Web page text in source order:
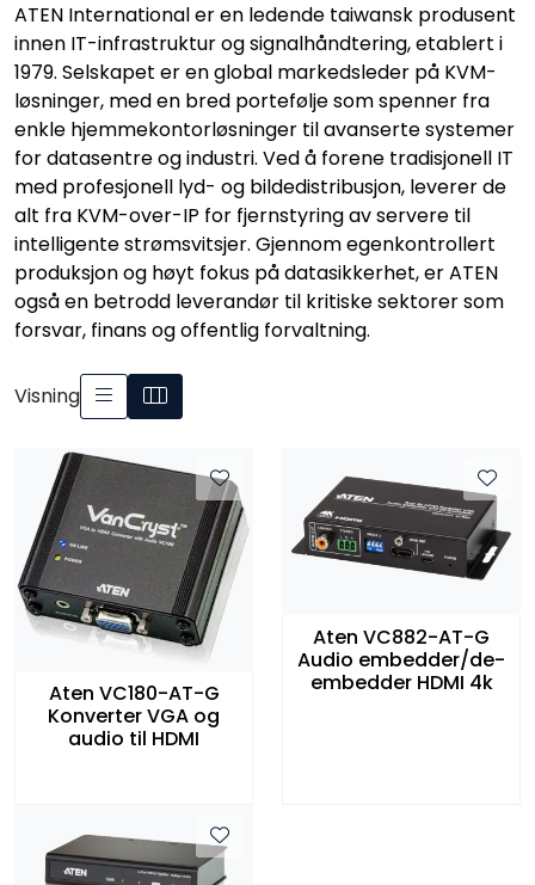
ATEN Internationaler en ledende taiwansk produsent
innen IT-infrastruktur og signalhåndtering, etablert i
1979. Selskapet er en global markedsleder på KVM-
løsninger, med en bred portefølje som spenner fra
enkle hjemmekontorløsninger til avanserte systemer
for datasentre og industri. Ved å forene tradisjonell IT
med profesjonell lyd- og bildedistribusjon, leverer de
alt fra KVM-over-IP for fjernstyring av servere til
intelligente strømsvitsjer. Gjennom egenkontrollert
produksjon og høyt fokus på datasikkerhet, er ATEN
også en betrodd leverandør til kritiske sektorer som
forsvar, finans og offentlig forvaltning.
Visning
Aten VC180-AT-G
Konverter VGA og
audio til HDMI
Aten VC882-AT-G
Audio embedder/de-
embedder HDMI 4k
AKTUELT
BRUKT
SAMTALEROM